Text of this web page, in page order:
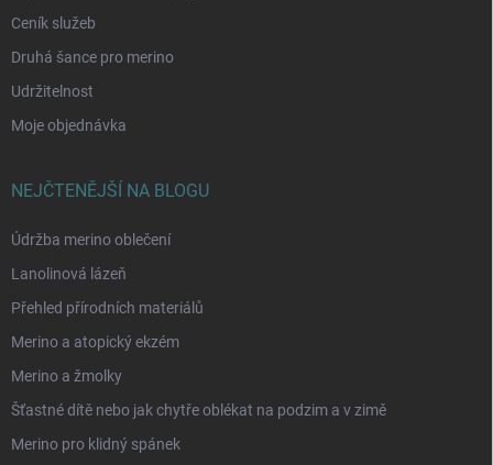
Ceník služeb
Druhá šance pro merino
Udržitelnost
Moje objednávka
NEJČTENĚJŠÍ NA BLOGU
Údržba merino oblečení
Lanolinová lázeň
Přehled přírodních materiálů
Merino a atopický ekzém
Merino a žmolky
Šťastné dítě nebo jak chytře oblékat na podzim a v zimě
Merino pro klidný spánek